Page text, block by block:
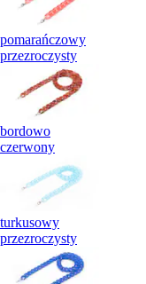
pomarańczowy
przezroczysty
bordowo
czerwony
turkusowy
przezroczysty